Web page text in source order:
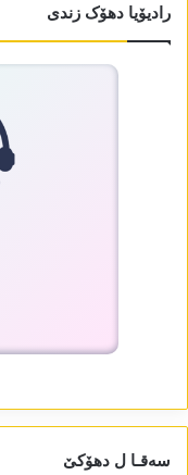
رادیۆیا دھۆک زندی
سەقـا ل دھۆکێ